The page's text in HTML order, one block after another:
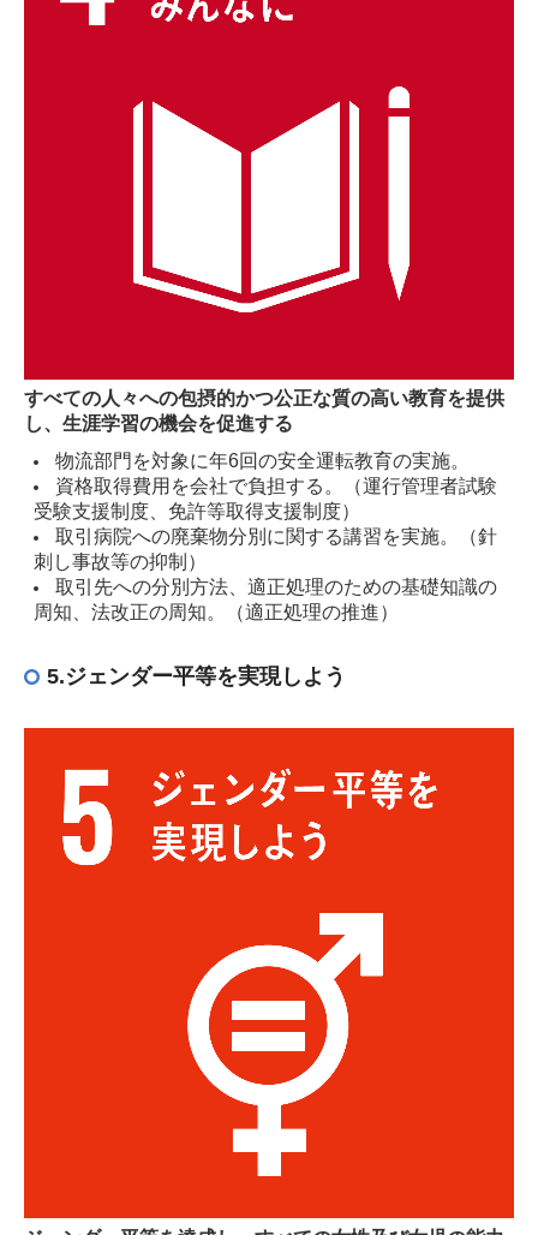
すべての人々への包摂的かつ公正な質の高い教育を提供
し、生涯学習の機会を促進する
物流部門を対象に年6回の安全運転教育の実施。
資格取得費用を会社で負担する。（運行管理者試験
受験支援制度、免許等取得支援制度）
取引病院への廃棄物分別に関する講習を実施。（針
刺し事故等の抑制）
取引先への分別方法、適正処理のための基礎知識の
周知、法改正の周知。（適正処理の推進）
5.ジェンダー平等を実現しよう